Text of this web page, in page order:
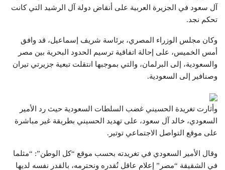
آل سعود في الجزيرة العربية على أنقاض دولة آل الرشيد التي كانت
تحكم نجد.
وكان مجلس الوزراء المصري، برئاسة شريف إسماعيل، قد وافق
أمس الخميس، على إحالة اتفاقية ترسيم الحدود البحرية بين مصر
والسعودية، إلى البرلمان، والتي بموجبها انتقلت تبعية جزيرتي تيران
وصنافير إلى السعودية.
وأثارت تغريدة الحسيني غضب السلطات السعودية حيث رد الأمير
السعودي، خالد آل سعود، على تهديد الحسيني بطريقة غير مباشرة
على موقع التواصل الاجتماعي توتير.
وقال الأمير السعودي في تغريدته بحسب موقع “كل الوطن”: “مثلما
في الشقيقة “مصر” إعلام عاقل نُقدره ونحترمه، بالقدر نفسه لديها